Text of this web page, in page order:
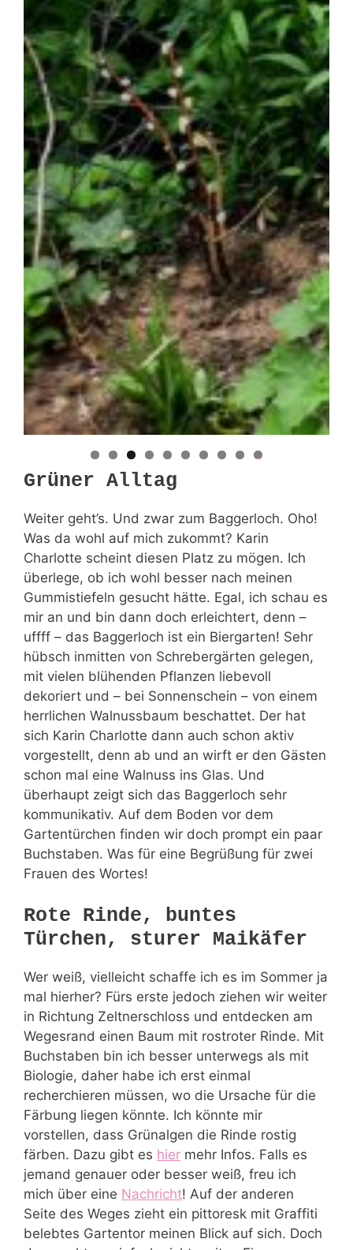
0
Grüner Alltag
Weiter geht’s. Und zwar zum Baggerloch. Oho!
Was da wohl auf mich zukommt? Karin
Charlotte scheint diesen Platz zu mögen. Ich
überlege, ob ich wohl besser nach meinen
Gummistiefeln gesucht hätte. Egal, ich schau es
mir an und bin dann doch erleichtert, denn –
uffff – das Baggerloch ist ein Biergarten! Sehr
hübsch inmitten von Schrebergärten gelegen,
mit vielen blühenden Pflanzen liebevoll
dekoriert und – bei Sonnenschein – von einem
herrlichen Walnussbaum beschattet. Der hat
sich Karin Charlotte dann auch schon aktiv
vorgestellt, denn ab und an wirft er den Gästen
schon mal eine Walnuss ins Glas. Und
überhaupt zeigt sich das Baggerloch sehr
kommunikativ. Auf dem Boden vor dem
Gartentürchen finden wir doch prompt ein paar
Buchstaben. Was für eine Begrüßung für zwei
Frauen des Wortes!
Rote Rinde, buntes
Türchen, sturer Maikäfer
Wer weiß, vielleicht schaffe ich es im Sommer ja
mal hierher? Fürs erste jedoch ziehen wir weiter
in Richtung Zeltnerschloss und entdecken am
Wegesrand einen Baum mit rostroter Rinde. Mit
Buchstaben bin ich besser unterwegs als mit
Biologie, daher habe ich erst einmal
recherchieren müssen, wo die Ursache für die
Färbung liegen könnte. Ich könnte mir
vorstellen, dass Grünalgen die Rinde rostig
färben. Dazu gibt es hier mehr Infos. Falls es
jemand genauer oder besser weiß, freu ich
mich über eine Nachricht! Auf der anderen
Seite des Weges zieht ein pittoresk mit Graffiti
belebtes Gartentor meinen Blick auf sich. Doch